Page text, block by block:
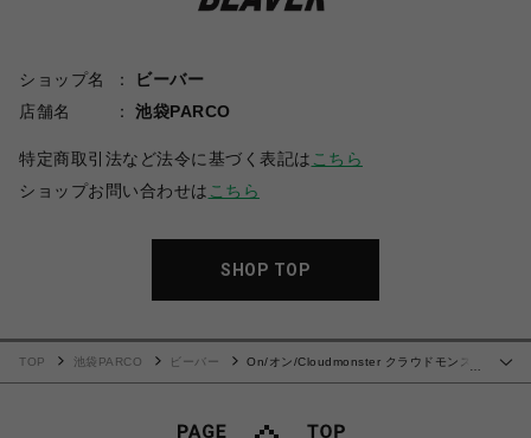
ショップ名
ビーバー
店舗名
池袋PARCO
特定商取引法など法令に基づく表記は こちら
ショップお問い合わせは こちら
SHOP TOP
TOP 池袋PARCO ビーバー
On/オン/Cloudmonster クラウドモンス